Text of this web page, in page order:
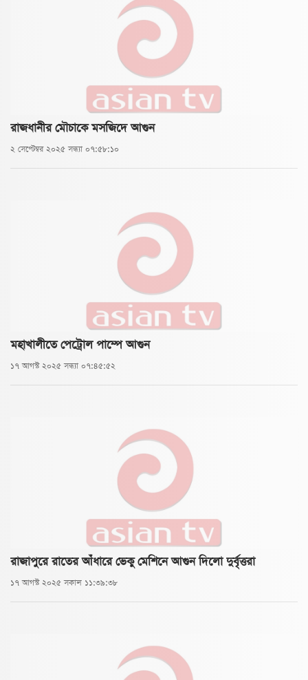
রাজধানীর মৌচাকে মসজিদে আগুন
২ সেপ্টেম্বর ২০২৫ সন্ধ্যা ০৭:৫৮:১০
মহাখালীতে পেট্রোল পাম্পে আগুন
১৭ আগস্ট ২০২৫ সন্ধ্যা ০৭:৪৫:৫২
রাজাপুরে রাতের আঁধারে ভেকু মেশিনে আগুন দিলো দুর্বৃত্তরা
১৭ আগস্ট ২০২৫ সকাল ১১:৩৯:৩৮